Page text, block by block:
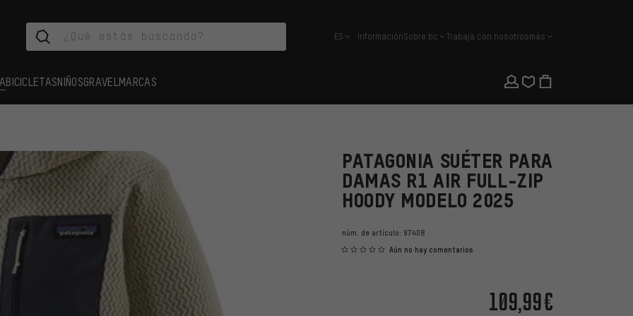
español
ES InformaciónSobre bc Trabaja con nosotrosmás
BICICLETASNIÑOSGRAVEL MARCAS
PATAGONIA SUÉTER PARA
DAMAS R1 AIR FULL-ZIP
HOODY MODELO 2025
núm. de artículo: 97408
Aún no hay comentarios
109,99€